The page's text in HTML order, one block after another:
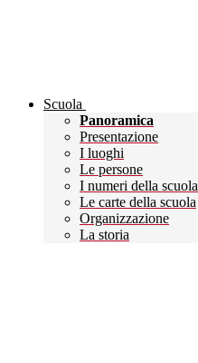
Scuola
Panoramica
Presentazione
I luoghi
Le persone
I numeri della scuola
Le carte della scuola
Organizzazione
La storia